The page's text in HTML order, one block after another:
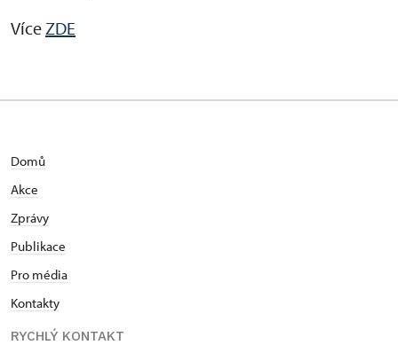
VíceZDE
Domů
Akce
Zprávy
Publikace
Pro média
Kontakty
RYCHLÝ KONTAKT